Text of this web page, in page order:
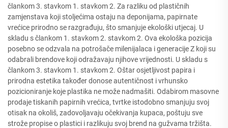
člankom 3. stavkom 1. stavkom 2. Za razliku od plastičnih
zamjenstava koji stoljećima ostaju na deponijama, papirnate
vrećice prirodno se razgrađuju, što smanjuje ekološki utjecaj. U
skladu s člankom 1. stavkom 2. stavkom 2. Ova ekološka pozicija
posebno se odzvala na potrošače milenijalaca i generacije Z koji su
odabrali brendove koji odražavaju njihove vrijednosti. U skladu s
člankom 3. stavkom 1. stavkom 2. Oštar osjetljivost papira i
prirodna estetika također donose autentičnost i vrhunsko
pozicioniranje koje plastika ne može nadmašiti. Odabirom masovne
prodaje tiskanih papirnih vrećica, tvrtke istodobno smanjuju svoj
otisak na okoliš, zadovoljavaju očekivanja kupaca, poštuju sve
strože propise o plastici i razlikuju svoj brend na gužvama tržišta.